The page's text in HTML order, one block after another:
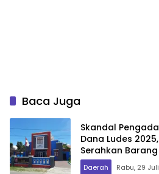
Baca Juga
Skandal
Dana Ludes
Serahkan
2026
Daerah Rabu, 29